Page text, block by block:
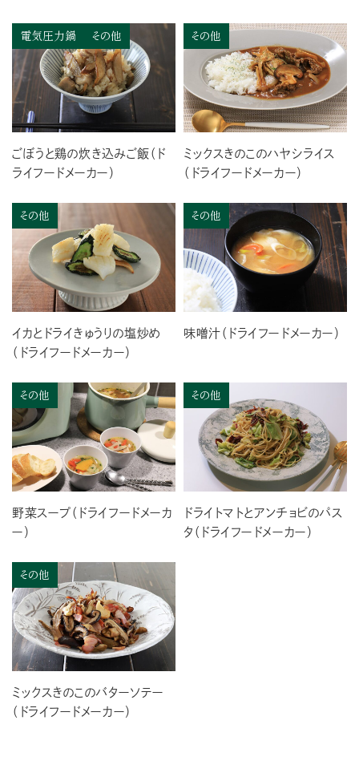
電気圧力鍋 その他
ごぼうと鶏の炊き込みご飯（ド
ライフードメーカー）
その他
ミックスきのこのハヤシライス
（ドライフードメーカー）
その他
イカとドライきゅうりの塩炒め
（ドライフードメーカー）
その他
味噌汁（ドライフードメーカー）
その他
野菜スープ（ドライフードメーカ
ー）
その他
ドライトマトとアンチョビのパス
タ（ドライフードメーカー）
その他
ミックスきのこのバターソテー
（ドライフードメーカー）